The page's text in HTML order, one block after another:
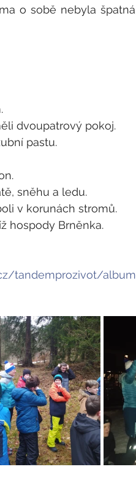
o sobě nebyla
dvoupatrový pokoj.
pastu.
sněhu a ledu.
v korunách stromů.
hospody Brněnka.
tandemprozivot/